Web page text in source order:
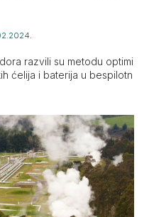
razvili su metodu optimi
ćelija i baterija u bespilotn